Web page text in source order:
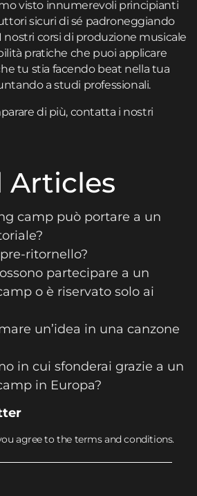
visto innumerevoli principianti
sicuri di sé padroneggiando
corsi di produzione musicale
pratiche che puoi applicare
tu stia facendo beat nella tua
a studi professionali.
di più, contatta i nostri
Articles
camp può portare a un
pre-ritornello?
partecipare a un
o è riservato solo ai
un’idea in una canzone
in cui sfonderai grazie a un
in Europa?
agree to the terms and conditions.